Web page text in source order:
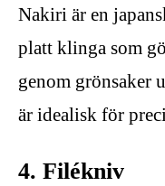
Nakiri är en
platt klinga som
genom grönsaker
är idealisk för
4. Filékniv